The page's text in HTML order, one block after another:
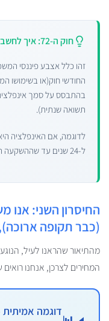
חוק ה-72: איך לחשב את זמן הכפלת ההחזר
זהו כלל אצבע פיננסי
החודשי חוק(או בשימושו
בהתבסס על סמך
תשואה שנתית).
ל-24 שנים עד שההשקעה תכפיל את ערכה (72 חלקי 3 שווה ל-24).
החיסרון השני:
(כבר תקופה
מהתיאור שהראנו לעיל,
המחירים לצרכן, אנחנו
דוגמה אמיתית